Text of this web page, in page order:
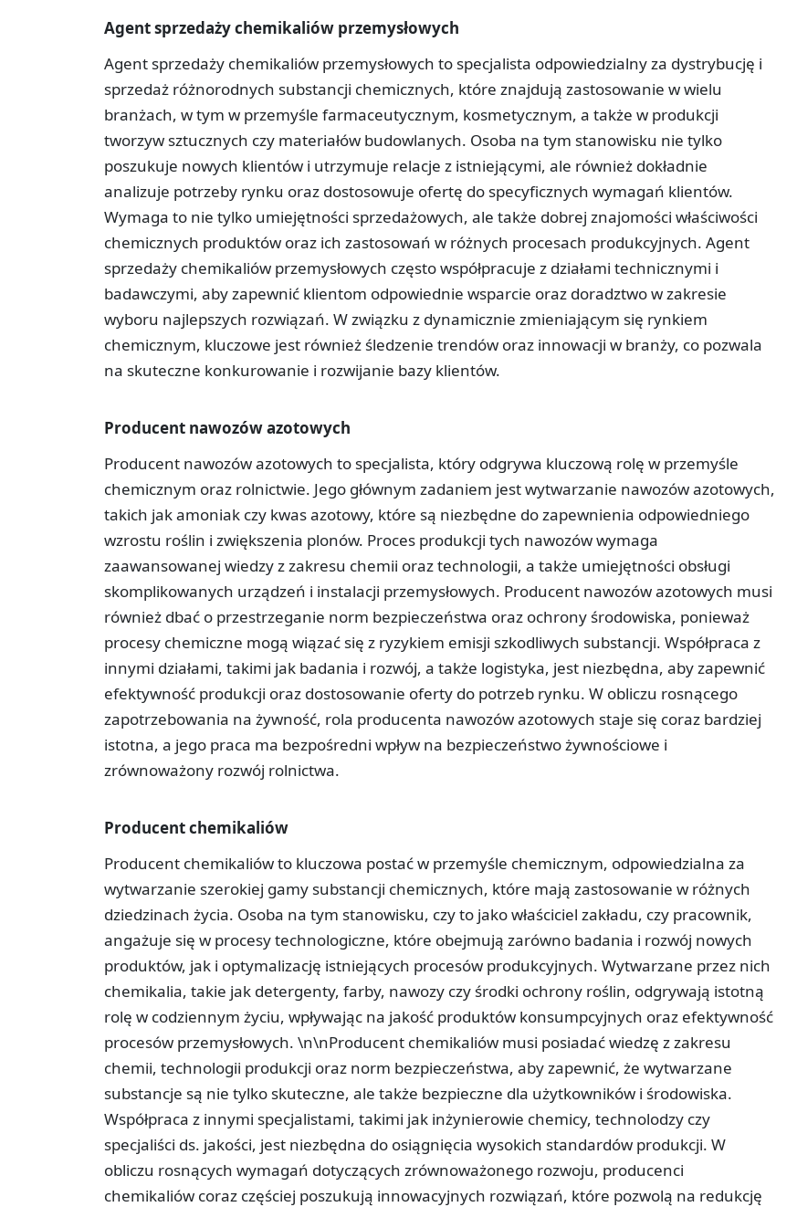
Agent sprzedaży chemikaliów przemysłowych
Agent sprzedaży chemikaliów przemysłowych to specjalista odpowiedzialny za dystrybucję i
sprzedaż różnorodnych substancji chemicznych, które znajdują zastosowanie w wielu
branżach, w tym w przemyśle farmaceutycznym, kosmetycznym, a także w produkcji
tworzyw sztucznych czy materiałów budowlanych. Osoba na tym stanowisku nie tylko
poszukuje nowych klientów i utrzymuje relacje z istniejącymi, ale również dokładnie
analizuje potrzeby rynku oraz dostosowuje ofertę do specyficznych wymagań klientów.
Wymaga to nie tylko umiejętności sprzedażowych, ale także dobrej znajomości właściwości
chemicznych produktów oraz ich zastosowań w różnych procesach produkcyjnych. Agent
sprzedaży chemikaliów przemysłowych często współpracuje z działami technicznymi i
badawczymi, aby zapewnić klientom odpowiednie wsparcie oraz doradztwo w zakresie
wyboru najlepszych rozwiązań. W związku z dynamicznie zmieniającym się rynkiem
chemicznym, kluczowe jest również śledzenie trendów oraz innowacji w branży, co pozwala
na skuteczne konkurowanie i rozwijanie bazy klientów.
Producent nawozów azotowych
Producent nawozów azotowych to specjalista, który odgrywa kluczową rolę w przemyśle
chemicznym oraz rolnictwie. Jego głównym zadaniem jest wytwarzanie nawozów azotowych,
takich jak amoniak czy kwas azotowy, które są niezbędne do zapewnienia odpowiedniego
wzrostu roślin i zwiększenia plonów. Proces produkcji tych nawozów wymaga
zaawansowanej wiedzy z zakresu chemii oraz technologii, a także umiejętności obsługi
skomplikowanych urządzeń i instalacji przemysłowych. Producent nawozów azotowych musi
również dbać o przestrzeganie norm bezpieczeństwa oraz ochrony środowiska, ponieważ
procesy chemiczne mogą wiązać się z ryzykiem emisji szkodliwych substancji. Współpraca z
innymi działami, takimi jak badania i rozwój, a także logistyka, jest niezbędna, aby zapewnić
efektywność produkcji oraz dostosowanie oferty do potrzeb rynku. W obliczu rosnącego
zapotrzebowania na żywność, rola producenta nawozów azotowych staje się coraz bardziej
istotna, a jego praca ma bezpośredni wpływ na bezpieczeństwo żywnościowe i
zrównoważony rozwój rolnictwa.
Producent chemikaliów
Producent chemikaliów to kluczowa postać w przemyśle chemicznym, odpowiedzialna za
wytwarzanie szerokiej gamy substancji chemicznych, które mają zastosowanie w różnych
dziedzinach życia. Osoba na tym stanowisku, czy to jako właściciel zakładu, czy pracownik,
angażuje się w procesy technologiczne, które obejmują zarówno badania i rozwój nowych
produktów, jak i optymalizację istniejących procesów produkcyjnych. Wytwarzane przez nich
chemikalia, takie jak detergenty, farby, nawozy czy środki ochrony roślin, odgrywają istotną
rolę w codziennym życiu, wpływając na jakość produktów konsumpcyjnych oraz efektywność
procesów przemysłowych. \n\nProducent chemikaliów musi posiadać wiedzę z zakresu
chemii, technologii produkcji oraz norm bezpieczeństwa, aby zapewnić, że wytwarzane
substancje są nie tylko skuteczne, ale także bezpieczne dla użytkowników i środowiska.
Współpraca z innymi specjalistami, takimi jak inżynierowie chemicy, technolodzy czy
specjaliści ds. jakości, jest niezbędna do osiągnięcia wysokich standardów produkcji. W
obliczu rosnących wymagań dotyczących zrównoważonego rozwoju, producenci
chemikaliów coraz częściej poszukują innowacyjnych rozwiązań, które pozwolą na redukcję